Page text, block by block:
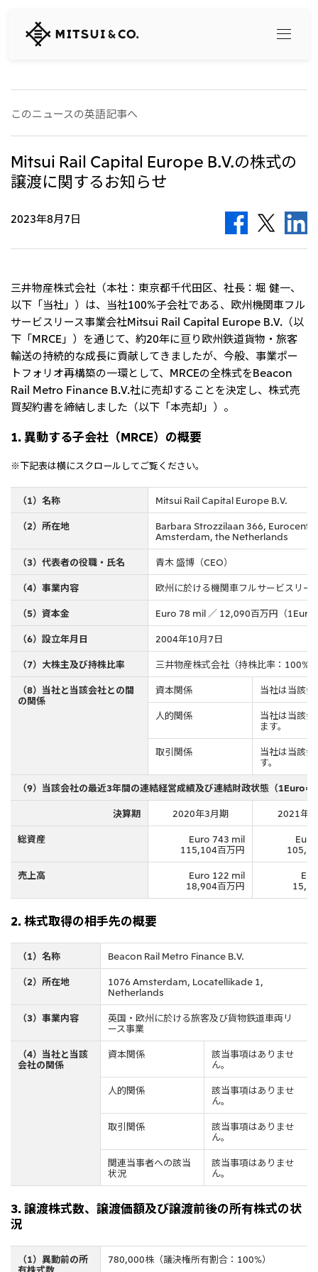
三
井
式
会
社
トップ
ソーシャルメディア公式アカウント一覧​
コンテンツ一覧
モロッコで、世界で、タン
パク質バリューチェーン
八代 侑輝
すべては、志からはじま
三井物産の事業
会社概要
経営理念
リーダーシップチーム・役員一覧
国内・海外拠点
事業本部紹介
コーポレート・ガバナンス
三井物産のDX
三井物産の人材マネジメント
ライブラリー
会社案内 会社紹介映像
トップ
What's New
重要なお知らせ
トピックス
2026年
2025年
2024年
2023年
2022年
2020年
2018年
2026.8.4
従業員向け株式報酬制度の継続
令和8年熊本地震被害に対する支援について
2026.8.4 適時開示
2027年3月期第1四半期決算
サステナビリティ
トップ
サステナビリティ最新情報
トップコミットメント
サステナビリティ経営
Environment
Social
Governance
イニシアティブへの参画
三井物産の森
社会貢献活動
ライブラリー
サステナビリティレポー
統合報告書
投資家情報
IR最新情報
経営方針・戦略
財務・業績情報
IR資料室
IR説明会
個人株主・投資家の皆様へ
IRカレンダー
決算短信・決算情報 統合報告書
2027年3月期第1四半期決算説明会を開催しました
従業員向け株式報酬制度の継続
2026.8.4
Careers
三井物産について
採用情報
本店新卒採用・キャリア採用
グループ会社採用情報
Network Website
米国三井物産株式会社
カナダ三井物産株式会社
欧州
三井物産モスクワ有限会社
アジア・大洋州三井物産株式会社
タイ国三井物産株式会社
三井物産（中国）有限公司
三井物産（上海）貿易有限公司
三井物産（広東）貿易有限公司
三井物産（香港）有限公司
台湾三井物産股份有限公司
Social Media
InstagramTwitter FacebookLinkedInYoutube
このニュースの英語記事へ
Mitsui Rail Capital Europe B.V.の株式の
譲渡に関するお知らせ
2023年8月7日
三井物産株式会社（本社：東京都千代田区、社長：堀 健一、
以下「当社」）は、当社100%子会社である、欧州機関車フル
サービスリース事業会社Mitsui Rail Capital Europe B.V.（以
下「MRCE」）を通じて、約20年に亘り欧州鉄道貨物・旅客
輸送の持続的な成長に貢献してきましたが、今般、事業ポー
トフォリオ再構築の一環として、MRCEの全株式をBeacon
Rail Metro Finance B.V.社に売却することを決定し、株式売
買契約書を締結しました（以下「本売却」）。
1. 異動する子会社（MRCE）の概要
※下記表は横にスクロールしてご覧ください。
（1）名称
Mitsui Rail Capital Europe B.V.
（2）所在地
Barbara Strozzilaan 366,
Amsterdam, the Netherlands
（3）代表者の役職・氏名
青木 盛博（CEO）
（4）事業内容
欧州に於ける機関車フルサービスリ
（5）資本金
Euro 78 mil ／ 12,090百万円（
（6）設立年月日
2004年10月7日
（7）大株主及び持株比率
三井物産株式会社（持株比率：100%）
（8）当社と当該会社との間
の関係
資本関係
当社は当該
人的関係
当社は当該
ます。
取引関係
当社は当該
す。
（9）当該会社の最近3年間の連結経営成績及び連結財政状態（
決算期
2020年3月期
2021年3
総資産
Euro 743 mil
115,104百万円
売上高
Euro 122 mil
18,904百万円
2. 株式取得の相手先の概要
（1）名称
Beacon Rail Metro Finance B.V.
（2）所在地
1076 Amsterdam, Locatellikade 1,
Netherlands
（3）事業内容
英国・欧州に於ける旅客及び貨物鉄道車両リ
ース事業
（4）当社と当該
会社の関係
資本関係 該当事項はありませ
ん。
人的関係
該当事項はありませ
ん。
取引関係
該当事項はありませ
ん。
関連当事者への該当
状況
該当事項はありませ
ん。
3. 譲渡株式数、譲渡価額及び譲渡前後の所有株式の状
況
（1）異動前の所
有株式数
780,000株（議決権所有割合：100%）